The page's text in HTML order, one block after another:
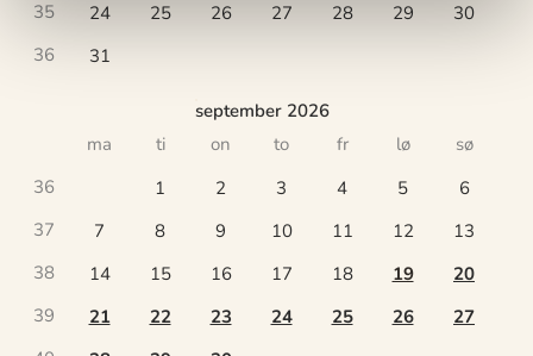
35
24 25 26 27 28 29
30
36
31
september 2026
ma
ti on to fr lø
sø
36
1 2 3 4 5
6
37
7 8 9 10 11 12
13
38
14 15 16 17 18 19
20
39
21 22 23 24 25 26
27